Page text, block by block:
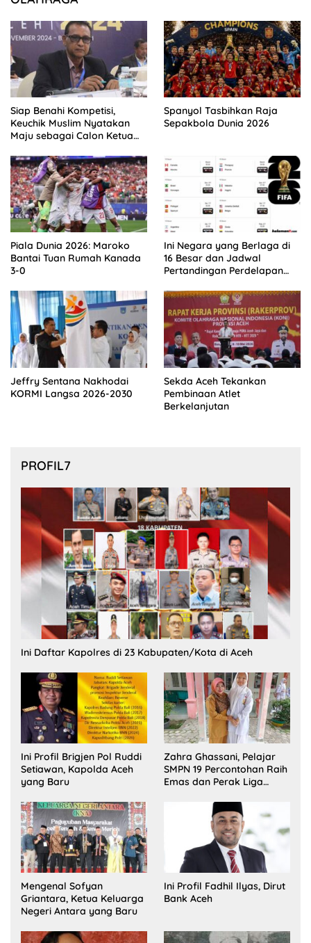
Siap Benahi Kompetisi,
Keuchik Muslim Nyatakan
Maju sebagai Calon Ketua
Spanyol Tasbihkan Raja
Sepakbola Dunia 2026
Piala Dunia 2026: Maroko
Bantai Tuan Rumah Kanada
3-0
Ini Negara yang Berlaga di
16 Besar dan Jadwal
Pertandingan Perdelapan
Jeffry Sentana Nakhodai
KORMI Langsa 2026-2030
Sekda Aceh Tekankan
Pembinaan Atlet
Berkelanjutan
PROFIL7
Ini Daftar Kapolres di 23 Kabupaten/Kota di Aceh
Ini Profil Brigjen Pol Ruddi
Setiawan, Kapolda Aceh
yang Baru
Zahra Ghassani, Pelajar
SMPN 19 Percontohan Raih
Emas dan Perak Liga
Mengenal Sofyan
Griantara, Ketua Keluarga
Negeri Antara yang Baru
Ini Profil Fadhil Ilyas, Dirut
Bank Aceh